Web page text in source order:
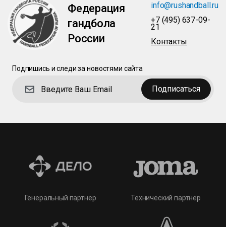
Федерация
гандбола
России
info@rushandball.ru
+7 (495) 637-09-
21
Контакты
Подпишись и следи за новостями сайта
Подписаться
Генеральный партнер Технический партнер